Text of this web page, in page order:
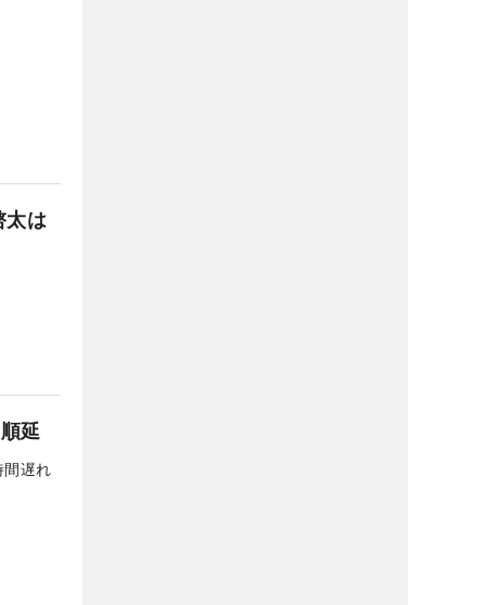
太は
延
間遅れ